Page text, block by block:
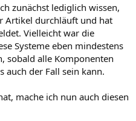
zunächst lediglich wissen,
Artikel durchläuft und hat
Vielleicht war die
Systeme eben mindestens
sobald alle Komponenten
auch der Fall sein kann.
mache ich nun auch diesen